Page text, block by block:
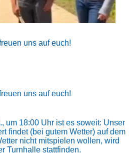
uns auf euch!
uns auf euch!
um 18:00 Uhr ist es soweit: Unser
findet (bei gutem Wetter) auf dem
nicht mitspielen wollen, wird
Turnhalle stattfinden.